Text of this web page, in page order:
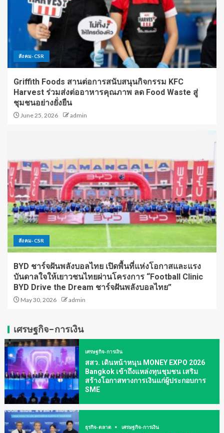
สังคม-CSR
Griffith Foods สานต่อการสนับสนุนกิจกรรม KFC
Harvest ร่วมส่งต่ออาหารคุณภาพ ลด Food Waste สู่
ชุมชนอย่างยั่งยืน
June 25, 2026 admin
สังคม-CSR
BYD ชาร์จฝันพลังบอลไทย เปิดพื้นที่แห่งโอกาสและแรง
บันดาลใจให้เยาวชนไทยผ่านโครงการ “Football Clinic
BYD Drive the Dream ชาร์จฝันพลังบอลไทย”
May 30, 2026 admin
เศรษฐกิจ-การเงิน
เศรษฐกิจ-การเงิน
สสว. เดินหน้าหนุน MONEY EXPO 2026
Bangkok เข้าถึงแหล่งทุนชุมชน เสริม
สร้างโอกาสทางการเงินแก่ผู้ประกอบการ
SME
ธุรกิจ-ตลาด เศรษฐกิจ-การเงิน